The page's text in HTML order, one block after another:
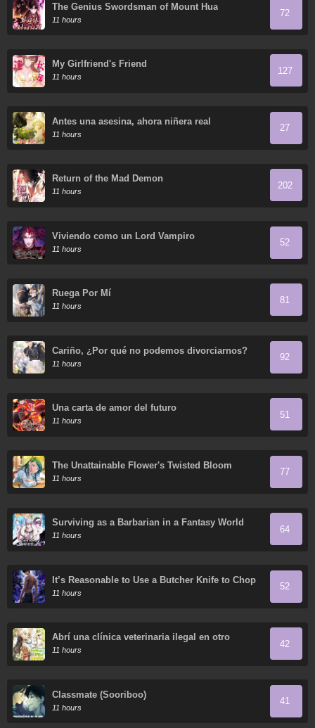
The Genius Swordsman of Mount Hua
11 hours
72
My Girlfriend's Friend
11 hours
127
Antes una asesina, ahora niñera real
11 hours
27
Return of the Mad Demon
11 hours
202
Viviendo como un Lord Vampiro
11 hours
52
Ruega Por Mí
11 hours
81
Cariño, ¿Por qué no podemos divorciarnos?
11 hours
92
Una carta de amor del futuro
11 hours
51
The Unattainable Flower's Twisted Bloom
11 hours
77
Surviving as a Barbarian in a Fantasy World
11 hours
64
It’s Reasonable to Use a Butcher Knife to Chop
Down Everything in the World, Right?
11 hours
52
Abrí una clínica veterinaria ilegal en otro
mundo
11 hours
42
Classmate (Sooriboo)
11 hours
41